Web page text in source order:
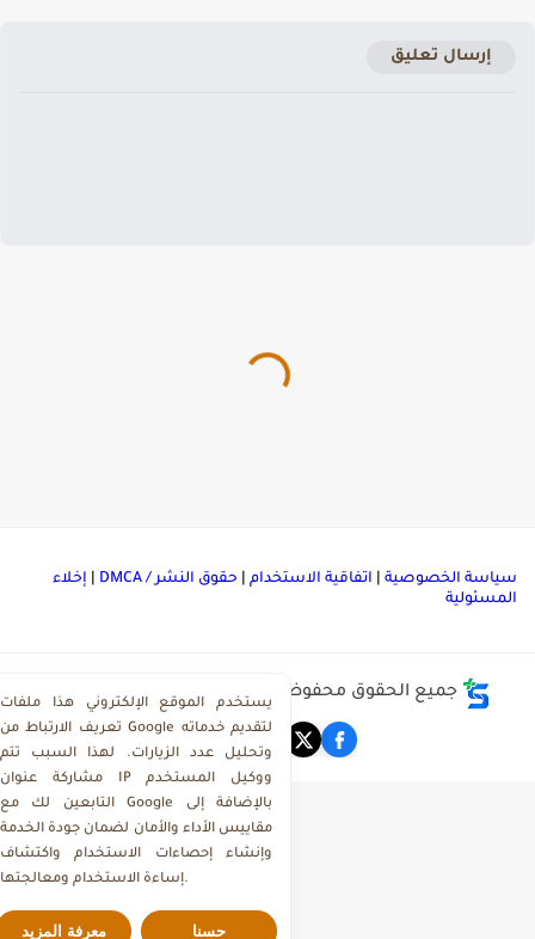
إرسال تعليق
الخصوصية|اتفاقية الاستخدام|حقوق النشر / DMCA |إخلاء
جميع الحقوق محفوظة © مركز تحميل ملفات ذاكرولي
يستخدم الموقع الإلكتروني هذا ملفات
تعريف الارتباط من Google لتقديم خدماته
وتحليل عدد الزيارات. لهذا السبب تتم
مشاركة عنوان IP ووكيل المستخدم
التابعين لك مع Google بالإضافة إلى
مقاييس الأداء والأمان لضمان جودة الخدمة
وإنشاء إحصاءات الاستخدام واكتشاف
معرفة المزيد حسنا